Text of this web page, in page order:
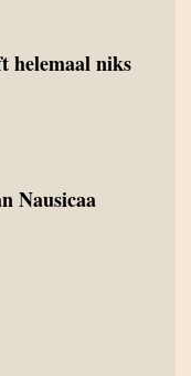
helemaal niks
Nausicaa